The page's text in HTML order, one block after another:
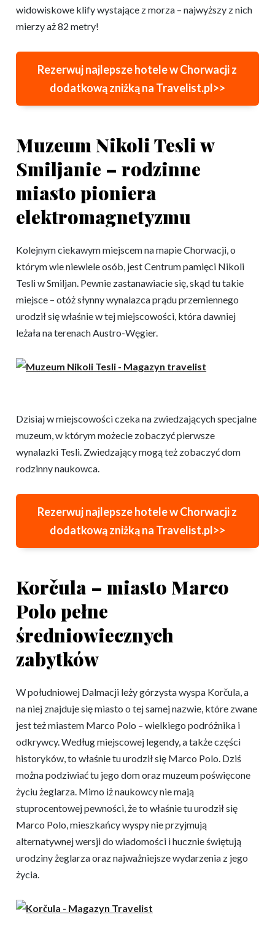
widowiskowe klify wystające z morza – najwyższy z nich
mierzy aż 82 metry!
Rezerwuj najlepsze hotele w Chorwacji z
dodatkową zniżką na Travelist.pl>>
Muzeum Nikoli Tesli w
Smiljanie – rodzinne
miasto pioniera
elektromagnetyzmu
Kolejnym ciekawym miejscem na mapie Chorwacji, o
którym wie niewiele osób, jest Centrum pamięci Nikoli
Tesli w Smiljan. Pewnie zastanawiacie się, skąd tu takie
miejsce – otóż słynny wynalazca prądu przemiennego
urodził się właśnie w tej miejscowości, która dawniej
leżała na terenach Austro-Węgier.
Dzisiaj w miejscowości czeka na zwiedzających specjalne
muzeum, w którym możecie zobaczyć pierwsze
wynalazki Tesli. Zwiedzający mogą też zobaczyć dom
rodzinny naukowca.
Rezerwuj najlepsze hotele w Chorwacji z
dodatkową zniżką na Travelist.pl>>
Korčula – miasto Marco
Polo pełne
średniowiecznych
zabytków
W południowej Dalmacji leży górzysta wyspa Korčula, a
na niej znajduje się miasto o tej samej nazwie, które zwane
jest też miastem Marco Polo – wielkiego podróżnika i
odkrywcy. Według miejscowej legendy, a także części
historyków, to właśnie tu urodził się Marco Polo. Dziś
można podziwiać tu jego dom oraz muzeum poświęcone
życiu żeglarza. Mimo iż naukowcy nie mają
stuprocentowej pewności, że to właśnie tu urodził się
Marco Polo, mieszkańcy wyspy nie przyjmują
alternatywnej wersji do wiadomości i hucznie świętują
urodziny żeglarza oraz najważniejsze wydarzenia z jego
życia.